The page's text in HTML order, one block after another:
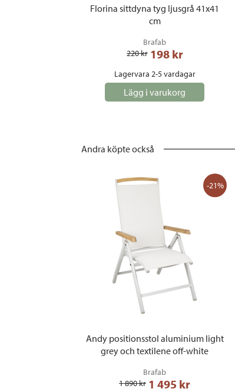
Florina sittdyna tyg ljusgrå 41x41
cm
Brafab
220 kr 198 kr
Lagervara 2-5 vardagar
Lägg i varukorg
Andra köpte också
-21%
Andy positionsstol aluminium light
grey och textilene off-white
Brafab
1 890 kr 1 495 kr